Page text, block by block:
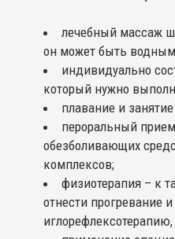
лечебный массаж
он может быть
индивидуально
который нужно
плавание и
пероральный
обезболивающих
комплексов;
физиотерапия – к
отнести прогревание